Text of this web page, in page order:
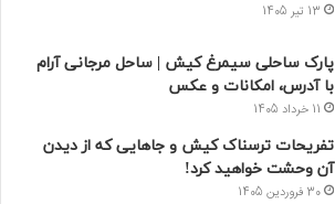
13 تیر 1405
پارک ساحلی سیمرغ کیش | ساحل مرجانی آرام
با آدرس، امکانات و عکس
11 خرداد 1405
تفریحات ترسناک کیش و جاهایی که از دیدن
آن وحشت خواهید کرد!
30 فروردین 1405